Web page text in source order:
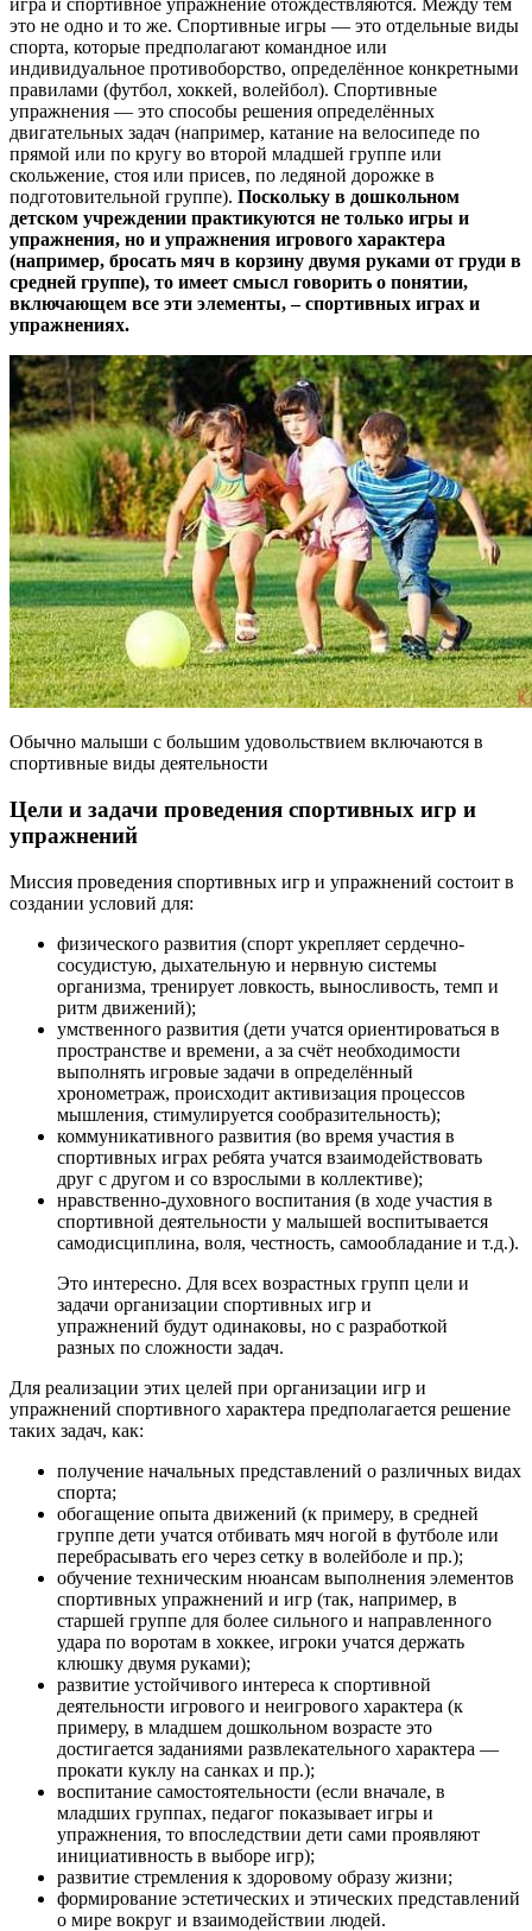
игра и спортивное упражнение отождествляются. Между тем
это не одно и то же. Спортивные игры — это отдельные виды
спорта, которые предполагают командное или
индивидуальное противоборство, определённое конкретными
правилами (футбол, хоккей, волейбол). Спортивные
упражнения — это способы решения определённых
двигательных задач (например, катание на велосипеде по
прямой или по кругу во второй младшей группе или
скольжение, стоя или присев, по ледяной дорожке в
подготовительной группе). Поскольку в дошкольном
детском учреждении практикуются не только игры и
упражнения, но и упражнения игрового характера
(например, бросать мяч в корзину двумя руками от груди в
средней группе), то имеет смысл говорить о понятии,
включающем все эти элементы, – спортивных играх и
упражнениях.
Обычно малыши с большим удовольствием включаются в
спортивные виды деятельности
Цели и задачи проведения спортивных игр и
упражнений
Миссия проведения спортивных игр и упражнений состоит в
создании условий для:
физического развития (спорт укрепляет сердечно-
сосудистую, дыхательную и нервную системы
организма, тренирует ловкость, выносливость, темп и
ритм движений);
умственного развития (дети учатся ориентироваться в
пространстве и времени, а за счёт необходимости
выполнять игровые задачи в определённый
хронометраж, происходит активизация процессов
мышления, стимулируется сообразительность);
коммуникативного развития (во время участия в
спортивных играх ребята учатся взаимодействовать
друг с другом и со взрослыми в коллективе);
нравственно-духовного воспитания (в ходе участия в
спортивной деятельности у малышей воспитывается
самодисциплина, воля, честность, самообладание и т.д.).
Это интересно. Для всех возрастных групп цели и
задачи организации спортивных игр и
упражнений будут одинаковы, но с разработкой
разных по сложности задач.
Для реализации этих целей при организации игр и
упражнений спортивного характера предполагается решение
таких задач, как:
получение начальных представлений о различных видах
спорта;
обогащение опыта движений (к примеру, в средней
группе дети учатся отбивать мяч ногой в футболе или
перебрасывать его через сетку в волейболе и пр.);
обучение техническим нюансам выполнения элементов
спортивных упражнений и игр (так, например, в
старшей группе для более сильного и направленного
удара по воротам в хоккее, игроки учатся держать
клюшку двумя руками);
развитие устойчивого интереса к спортивной
деятельности игрового и неигрового характера (к
примеру, в младшем дошкольном возрасте это
достигается заданиями развлекательного характера —
прокати куклу на санках и пр.);
воспитание самостоятельности (если вначале, в
младших группах, педагог показывает игры и
упражнения, то впоследствии дети сами проявляют
инициативность в выборе игр);
развитие стремления к здоровому образу жизни;
формирование эстетических и этических представлений
о мире вокруг и взаимодействии людей.